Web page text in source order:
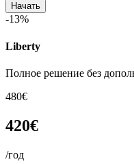
Начать
-13%
Liberty
Полное решение без
480€
420€
/год